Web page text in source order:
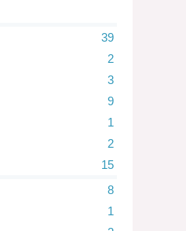
39
2
3
9
1
2
15
8
1